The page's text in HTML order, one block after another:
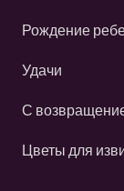
Рождение
Удачи
С
Цветы для